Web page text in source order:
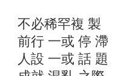
不必稀罕複 製
前行 一或 停 滯
人設 一或 話 題